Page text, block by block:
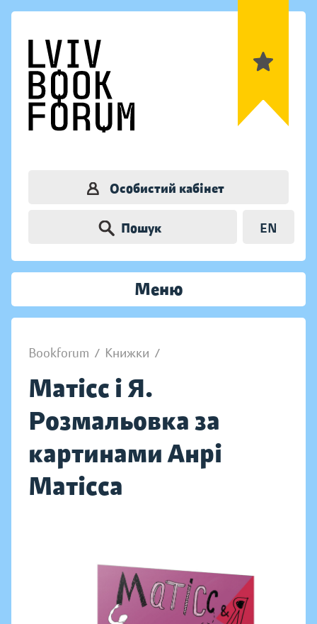
Особистий кабінет
Пошук EN
Меню
Bookforum / Книжки /
Матісс і Я.
Розмальовка за
картинами Анрі
Матісса